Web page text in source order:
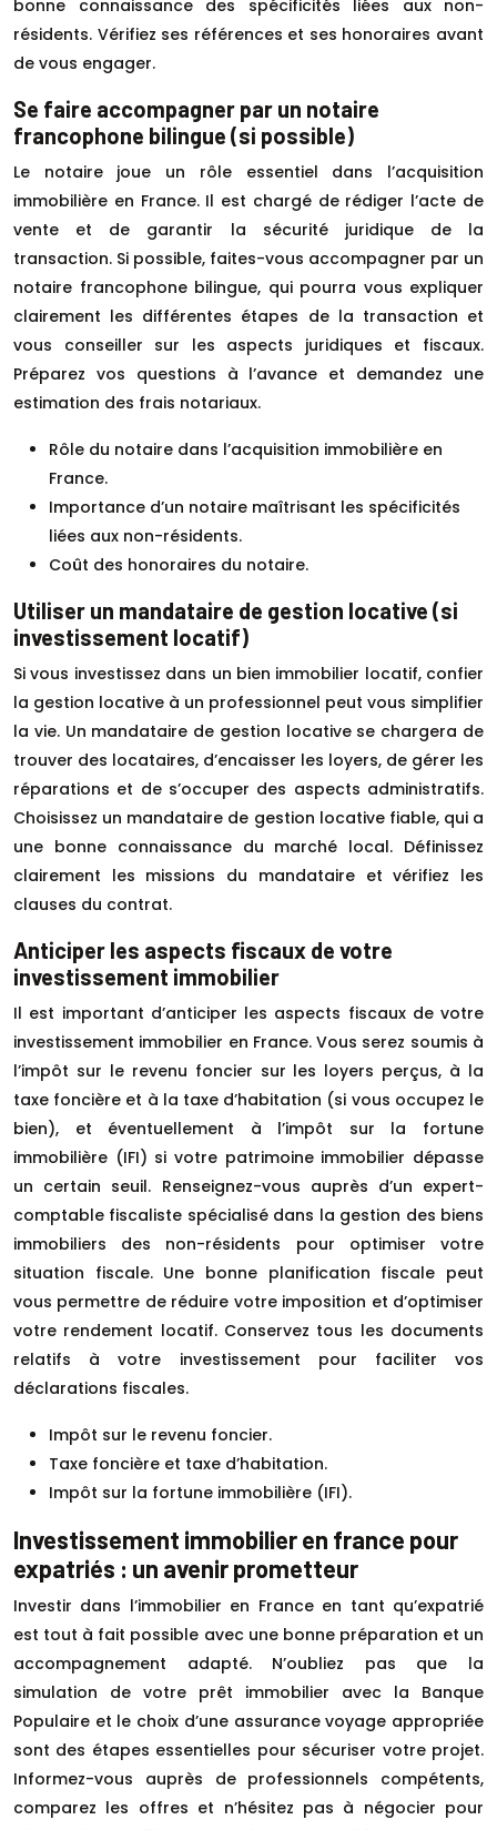
bonne connaissance des spécificités liées aux non-
résidents. Vérifiez ses références et ses honoraires avant
de vous engager.
Se faire accompagner par un notaire
francophone bilingue (si possible)
Le notaire joue un rôle essentiel dans l’acquisition
immobilière en France. Il est chargé de rédiger l’acte de
vente et de garantir la sécurité juridique de la
transaction. Si possible, faites-vous accompagner par un
notaire francophone bilingue, qui pourra vous expliquer
clairement les différentes étapes de la transaction et
vous conseiller sur les aspects juridiques et fiscaux.
Préparez vos questions à l’avance et demandez une
estimation des frais notariaux.
Rôle du notaire dans l’acquisition immobilière en
France.
Importance d’un notaire maîtrisant les spécificités
liées aux non-résidents.
Coût des honoraires du notaire.
Utiliser un mandataire de gestion locative (si
investissement locatif)
Si vous investissez dans un bien immobilier locatif, confier
la gestion locative à un professionnel peut vous simplifier
la vie. Un mandataire de gestion locative se chargera de
trouver des locataires, d’encaisser les loyers, de gérer les
réparations et de s’occuper des aspects administratifs.
Choisissez un mandataire de gestion locative fiable, qui a
une bonne connaissance du marché local. Définissez
clairement les missions du mandataire et vérifiez les
clauses du contrat.
Anticiper les aspects fiscaux de votre
investissement immobilier
Il est important d’anticiper les aspects fiscaux de votre
investissement immobilier en France. Vous serez soumis à
l’impôt sur le revenu foncier sur les loyers perçus, à la
taxe foncière et à la taxe d’habitation (si vous occupez le
bien), et éventuellement à l’impôt sur la fortune
immobilière (IFI) si votre patrimoine immobilier dépasse
un certain seuil. Renseignez-vous auprès d’un expert-
comptable fiscaliste spécialisé dans la gestion des biens
immobiliers des non-résidents pour optimiser votre
situation fiscale. Une bonne planification fiscale peut
vous permettre de réduire votre imposition et d’optimiser
votre rendement locatif. Conservez tous les documents
relatifs à votre investissement pour faciliter vos
déclarations fiscales.
Impôt sur le revenu foncier.
Taxe foncière et taxe d’habitation.
Impôt sur la fortune immobilière (IFI).
Investissement immobilier en france pour
expatriés : un avenir prometteur
Investir dans l’immobilier en France en tant qu’expatrié
est tout à fait possible avec une bonne préparation et un
accompagnement adapté. N’oubliez pas que la
simulation de votre prêt immobilier avec la Banque
Populaire et le choix d’une assurance voyage appropriée
sont des étapes essentielles pour sécuriser votre projet.
Informez-vous auprès de professionnels compétents,
comparez les offres et n’hésitez pas à négocier pour